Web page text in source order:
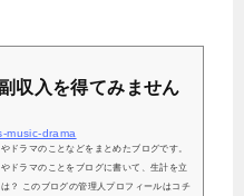
収入を得てみません
music-drama
ドラマのことなどをまとめたブログです。
ドラマのことをブログに書いて、生計を立
？ このブログの管理人プロフィールはコチ